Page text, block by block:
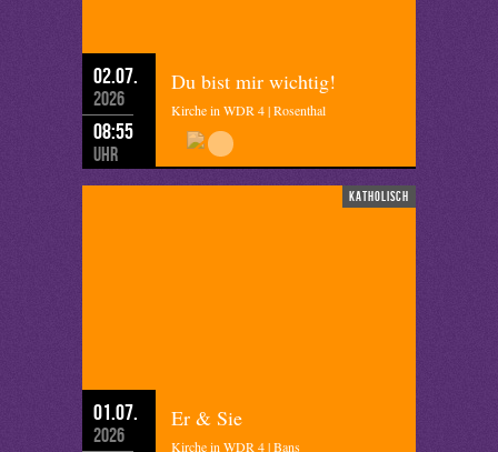
02.07.
2026
08:55
Uhr
Du bist mir wichtig!
Kirche in WDR 4 | Rosenthal
katholisch
01.07.
2026
Er & Sie
Kirche in WDR 4 | Bans